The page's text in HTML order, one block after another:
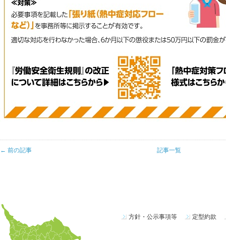
← 前の記事 記事一覧
方針・公示事項等 定型約款